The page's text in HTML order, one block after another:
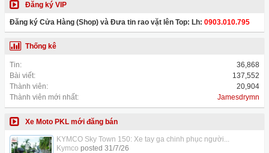
Đăng ký VIP
Đăng ký Cửa Hàng (Shop) và Đưa tin rao vặt lên Top: Lh: 0903.010.795
Thống kê
Tin:
36,868
Bài viết:
137,552
Thành viên:
20,904
Thành viên mới nhất:
Jamesdrymn
Xe Moto PKL mới đăng bán
KYMCO Sky Town 150: Xe tay ga chinh phục người...
Kymco posted 31/7/26